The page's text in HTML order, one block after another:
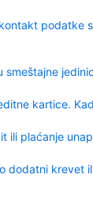
podatke
smeštajne
kartice.
ili plaćanje
dodatni krevet